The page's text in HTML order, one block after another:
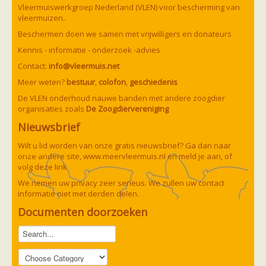
Vleermuizen in de tuin
Aankondiging activiteiten
Ik ben op zoek naar een detector
Ecologie en soorten
Hoe vleermuizen leven
Voedsel en jagen
Verblijfplaatsen
Echolocatie
Soorten
Baardvleermuis
Bechsteins vleermuis
Bosvleermuis
Brandt's vleermuis
Bruine of gewone grootoorvleermuis
Franjestaart
Gewone dwergvleermuis
Grijze grootoorvleermuis
Grote rosse vleermuis
Ingekorven vleermuis
Kleine en grote hoefijzerneus
Laatvlieger
Meervleermuis
Noordse vleermuis
Rosse vleermuis
Paul van Hoof
Vleermuiswerkgroep Nederland (VLEN) voor bescherming van
vleermuizen..
Beschermen doen we samen met vrijwilligers en donateurs
Kennis - informatie - onderzoek -advies
Contact: info@vleermuis.net
Meer weten? bestuur, colofon, geschiedenis
De VLEN onderhoud nauwe banden met andere zoogdier
organisaties zoals De Zoogdiervereniging
Nieuwsbrief
Wilt u lid worden van onze gratis nieuwsbrief? Ga dan naar
onze andere site,www.meervleermuis.nlen meld je aan, of
volg deze link
We nemen uw privacy zeer serieus. We zullen uw contact
informatie niet met derden delen.
Documenten doorzoeken